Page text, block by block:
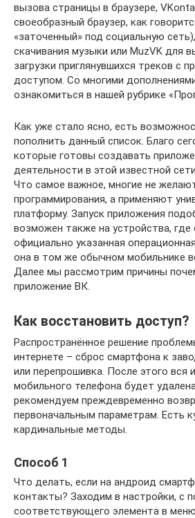
вызова страницы в браузере,
своеобразный браузер, как
«заточенный» под социальную
скачивания музыки или MuzVK для
загрузки приглянувшихся треков с
доступом. Со многими
ознакомиться в нашей рубрике
Как уже стало ясно, есть
пополнить данный список. Благо
которые готовы создавать
деятельности в этой известной
Что самое важное, многие не
программирования, а применяют
платформу. Запуск приложения
возможен также на устройства, где
официально указанная
она в том же обычном мобильнике
Далее мы рассмотрим причины
приложение ВК.
Как восстановить доступ?
Распространённое решение
интернете – сброс смартфона к
или перепрошивка. После этого вся
мобильного телефона будет
рекомендуем преждевременно
первоначальным параметрам. Есть
кардинальные методы.
Способ 1
Что делать, если на андроид
контакты? Заходим в настройки, с
соответствующего элемента в